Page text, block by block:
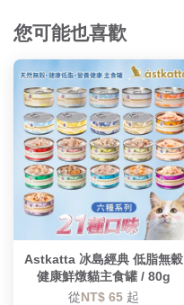
您可能也喜歡
Astkatta 冰島經典 低脂無穀
健康鮮燉貓主食罐 / 80g
從NT$ 65 起